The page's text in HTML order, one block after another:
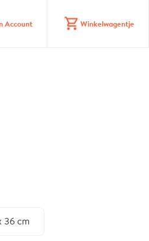
Account shopping_cart Winkelwagentje
36 cm